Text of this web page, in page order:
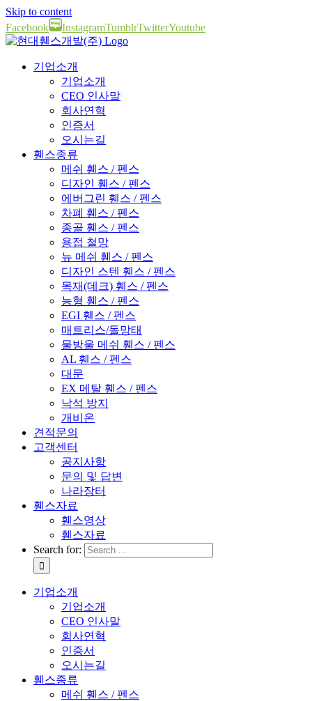
Skip to content
Facebook
InstagramTumblrTwitterYoutube
기업소개
기업소개
CEO 인사말
회사연혁
인증서
오시는길
휀스종류
메쉬 휀스 / 펜스
디자인 휀스 / 펜스
에버그린 휀스 / 펜스
차폐 휀스 / 펜스
종골 휀스 / 펜스
용접 철망
뉴 메쉬 휀스 / 펜스
디자인 스텐 휀스 / 펜스
목재(데크) 휀스 / 펜스
능형 휀스 / 펜스
EGI 휀스 / 펜스
매트리스/돌망태
물방울 메쉬 휀스 / 펜스
AL 휀스 / 펜스
대문
EX 메탈 휀스 / 펜스
낙석 방지
개비온
견적문의
고객센터
공지사항
문의 및 답변
나라장터
휀스자료
휀스영상
휀스자료
Search for:
기업소개
기업소개
CEO 인사말
회사연혁
인증서
오시는길
휀스종류
메쉬 휀스 / 펜스